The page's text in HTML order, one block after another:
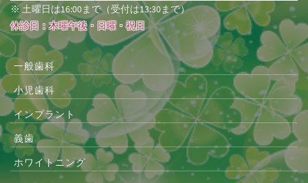
※ 土曜日は16:00まで（受付は13:30まで）
休診日：木曜午後・日曜・祝日
一般歯科
小児歯科
インプラント
義歯
ホワイトニング